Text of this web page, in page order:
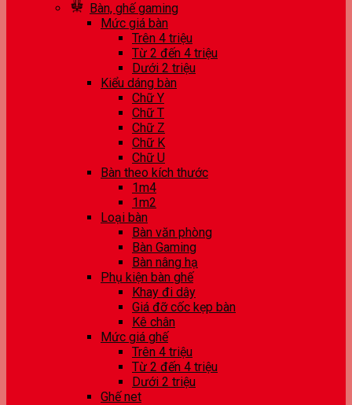
Bàn, ghế gaming
Mức giá bàn
Trên 4 triệu
Từ 2 đến 4 triệu
Dưới 2 triệu
Kiểu dáng bàn
Chữ Y
Chữ T
Chữ Z
Chữ K
Chữ U
Bàn theo kích thước
1m4
1m2
Loại bàn
Bàn văn phòng
Bàn Gaming
Bàn nâng hạ
Phụ kiện bàn ghế
Khay đi dây
Giá đỡ cốc kẹp bàn
Kê chân
Mức giá ghế
Trên 4 triệu
Từ 2 đến 4 triệu
Dưới 2 triệu
Ghế net